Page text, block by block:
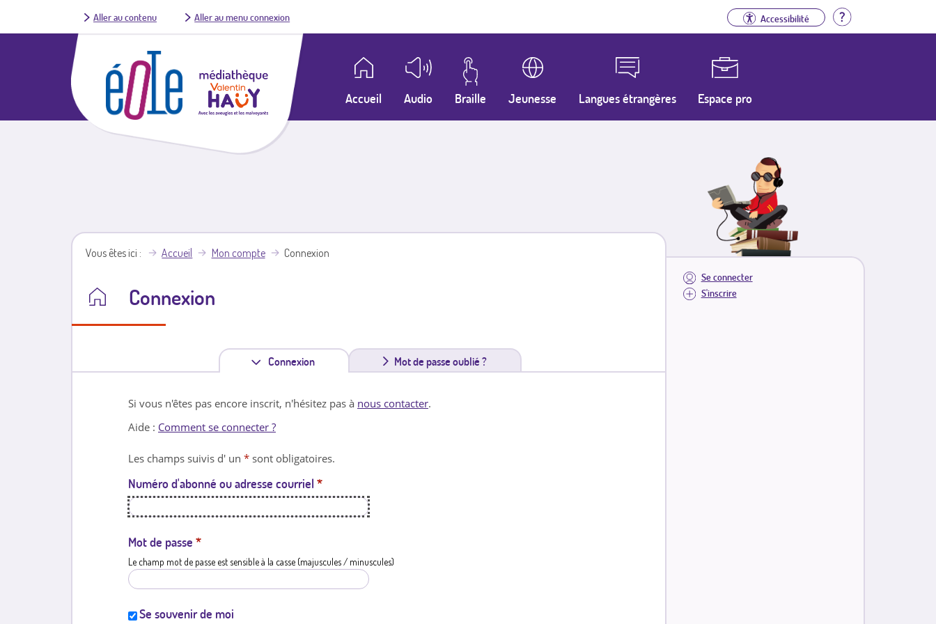
Aller au contenu Aller au menu connexion Accessibilité Aide
Accueil Audio Braille Jeunesse Langues étrangères Espace pro
Se connecter
S'inscrire
Vous êtes ici Accueil Mon compte Connexion
Connexion
Connexion
n
l
e
Mot de passe oublié ?
Si vous n'êtes pas encore inscrit, n'hésitez pas à nous contacter.
Aide : Comment se connecter ?
Les champs suivis d' un * sont obligatoires.
Numéro d'abonné ou adresse courriel *
Mot de passe *
Le champ mot de passe est sensible à la casse (majuscules / minuscules)
Se souvenir de moi